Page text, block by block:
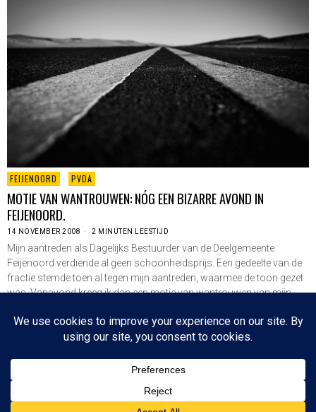
FEIJENOORD · PVDA
MOTIE VAN WANTROUWEN: NÓG EEN BIZARRE AVOND IN
FEIJENOORD.
14 NOVEMBER 2008 2 MINUTEN LEESTIJD
Mijn aantreden als Dagelijks Bestuurder van de Deelgemeente
Feijenoord verdiende al geen schoonheidsprijs. Een gedeelte van de
fractie stemde toen al tegen mijn aantreden, waarmee de toon gezet
was. Vanavond kreeg ik dan een motie van wantrouwen van mijn
LEES VERDER
Since 2003 © All Rights Reserved | Foto's Robbert Baruch tenzij anders vermeld
BOVEN